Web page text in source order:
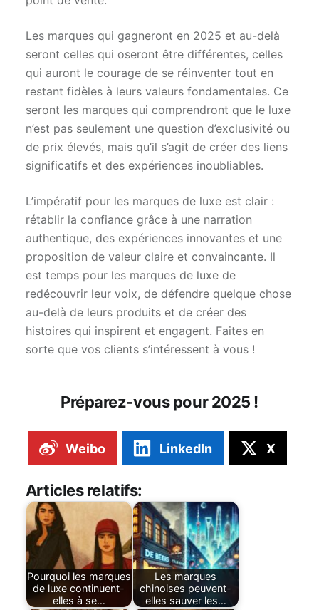
Les marques qui gagneront en 2025 et au-delà
seront celles qui oseront être différentes, celles
qui auront le courage de se réinventer tout en
restant fidèles à leurs valeurs fondamentales. Ce
seront les marques qui comprendront que le luxe
n’est pas seulement une question d’exclusivité ou
de prix élevés, mais qu’il s’agit de créer des liens
significatifs et des expériences inoubliables.
L’impératif pour les marques de luxe est clair :
rétablir la confiance grâce à une narration
authentique, des expériences innovantes et une
proposition de valeur claire et convaincante. Il
est temps pour les marques de luxe de
redécouvrir leur voix, de défendre quelque chose
au-delà de leurs produits et de créer des
histoires qui inspirent et engagent. Faites en
sorte que vos clients s’intéressent à vous !
Préparez-vous pour 2025 !
Weibo LinkedIn X
Articles relatifs:
Pourquoi les marques
de luxe continuent-
elles à se…
Les marques
chinoises peuvent-
elles sauver les…